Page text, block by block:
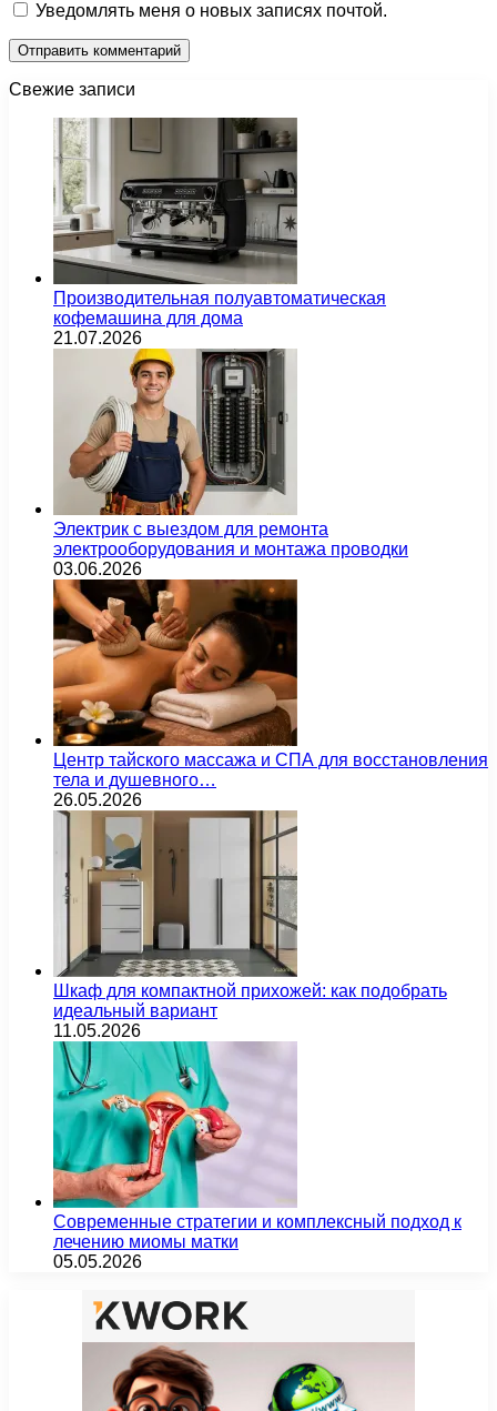
Уведомлять меня о новых записях почтой.
Свежие записи
Производительная полуавтоматическая
кофемашина для дома
21.07.2026
Электрик с выездом для ремонта
электрооборудования и монтажа проводки
03.06.2026
Центр тайского массажа и СПА для восстановления
тела и душевного…
26.05.2026
Шкаф для компактной прихожей: как подобрать
идеальный вариант
11.05.2026
Современные стратегии и комплексный подход к
лечению миомы матки
05.05.2026